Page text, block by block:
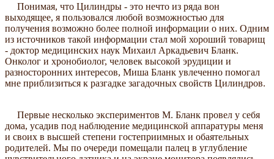
Понимая, что Цилиндры - это нечто из ряда вон
выходящее, я пользовался любой возможностью для
получения возможно более полной информации о них. Одним
из источников такой информации стал мой хороший товарищ
- доктор медицинских наук Михаил Аркадьевич Бланк.
Онколог и хронобиолог, человек высокой эрудиции и
разносторонних интересов, Миша Бланк увлеченно помогал
мне приблизиться к разгадке загадочных свойств Цилиндров.
Первые несколько экспериментов М. Бланк провел у себя
дома, усадив под наблюдение медицинской аппаратуры меня
и своих в высшей степени гостеприимных и обаятельных
родителей. Мы по очереди помещали палец в углубление